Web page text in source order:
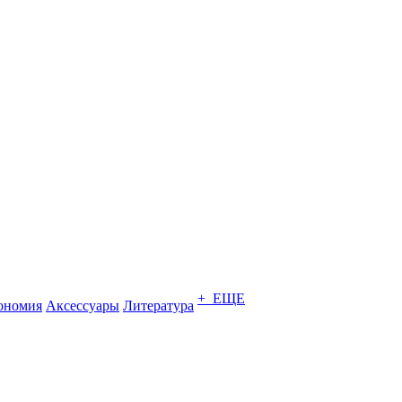
Аксессуары Литература + ЕЩЕ